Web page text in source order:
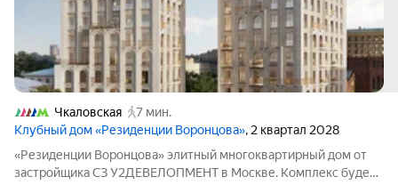
Чкаловская
7 мин.
Клубный дом «Резиденции Воронцова», 2 квартал 2028
«Резиденции Воронцова» элитный многоквартирный дом от
застройщика СЗ У2ДЕВЕЛОПМЕНТ в Москве. Комплекс будет